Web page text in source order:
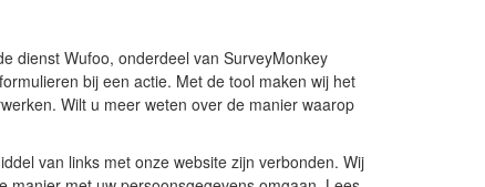
dienst Wufoo, onderdeel van SurveyMonkey
bij een actie. Met de tool maken wij het
Wilt u meer weten over de manier waarop
van links met onze website zijn verbonden. Wij